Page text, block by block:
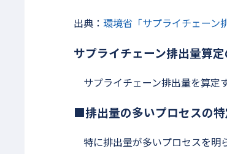
出典： 環境省「サプライチェーン
サプライチェーン排出量算
サプライチェーン排出量を算定
■排出量の多いプロセスの特
特に排出量が多いプロセスを明